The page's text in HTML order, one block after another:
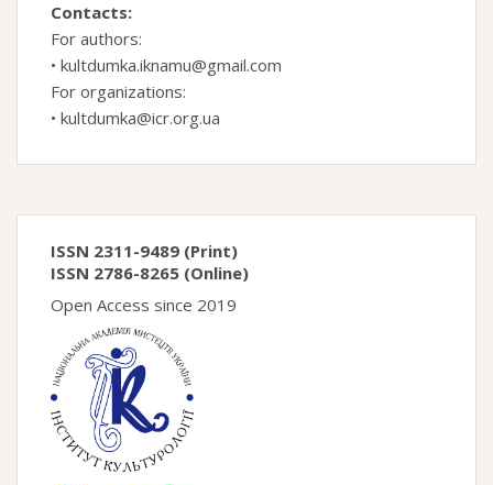
Contacts:
For authors:
• kultdumka.iknamu@gmail.com
For organizations:
• kultdumka@icr.org.ua
ISSN 2311-9489 (Print)
ISSN 2786-8265 (Online)
Open Access since 2019